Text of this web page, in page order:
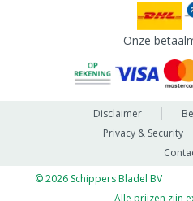
Onze
Disclaimer
Privacy & Security
© 2026 Schippers Bladel BV
Alle prijzen zijn